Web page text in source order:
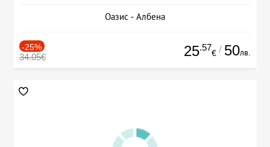
Оазис - Албена
-25%
34.05€ 25.57
€ / 50лв.